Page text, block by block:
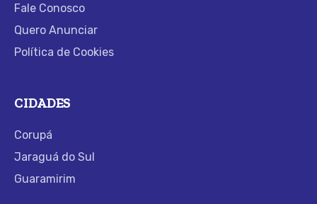
Fale Conosco
Quero Anunciar
Política de Cookies
CIDADES
Corupá
Jaraguá do Sul
Guaramirim